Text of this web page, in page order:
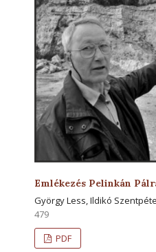
Emlékezés Pelinkán
György Less, Ildikó
479
PDF